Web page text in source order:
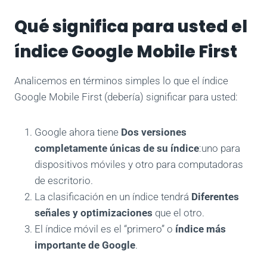
Qué significa para usted el
índice Google Mobile First
Analicemos en términos simples lo que el índice
Google Mobile First (debería) significar para usted:
Google ahora tiene Dos versiones
completamente únicas de su índice:uno para
dispositivos móviles y otro para computadoras
de escritorio.
La clasificación en un índice tendrá Diferentes
señales y optimizaciones que el otro.
El índice móvil es el “primero” o índice más
importante de Google.